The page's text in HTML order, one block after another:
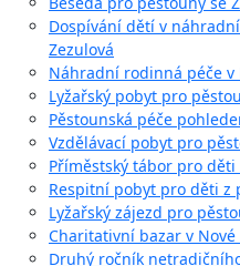
Dospívání dětí v
Zezulová
Náhradní rodinná péče
Lyžařský pobyt pro
Pěstounská péče
Vzdělávací pobyt pro
Příměstský tábor pro
Respitní pobyt pro děti z
Lyžařský zájezd pro
Charitativní bazar v Nové
Druhý ročník